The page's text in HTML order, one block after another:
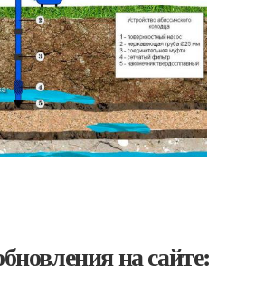
на сайте: